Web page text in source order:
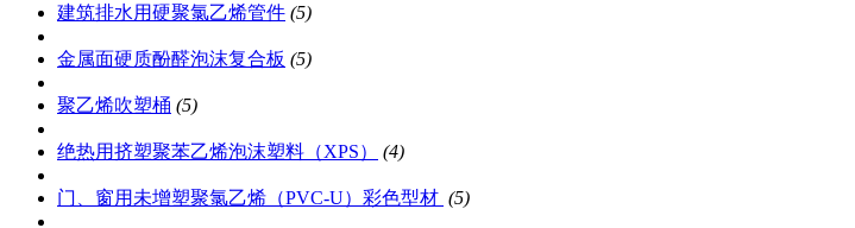
建筑排水用硬聚氯乙烯管件 (5)
金属面硬质酚醛泡沫复合板 (5)
聚乙烯吹塑桶 (5)
绝热用挤塑聚苯乙烯泡沫塑料（XPS） (4)
门、窗用未增塑聚氯乙烯（PVC-U）彩色型材 (5)